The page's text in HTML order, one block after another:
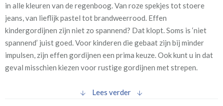
€ tot
Blauw (29)
in alle kleuren van de regenboog. Van roze spekjes tot stoere
jeans, van lieflijk pastel tot brandweerrood. Effen
kindergordijnen zijn niet zo spannend? Dat klopt. Soms is ‘niet
spannend’ juist goed. Voor kinderen die gebaat zijn bij minder
impulsen, zijn effen gordijnen een prima keuze. Ook kunt u in dat
geval misschien kiezen voor rustige gordijnen met strepen.
Lees verder